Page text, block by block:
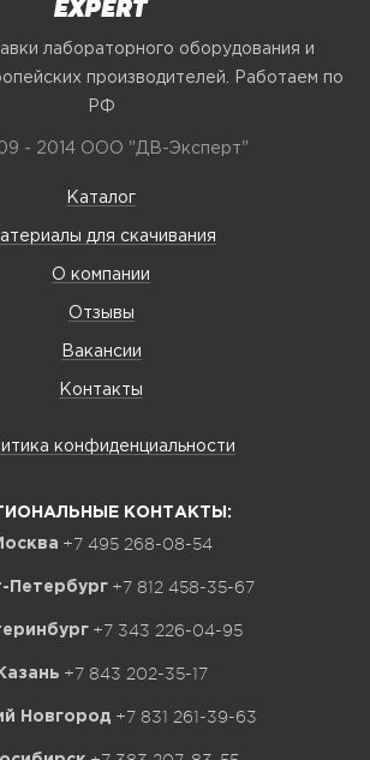
лабораторного оборудования и
производителей. Работаем по
РФ
- 2014 ООО "ДВ-Эксперт"
Каталог
для скачивания
О компании
Отзывы
Вакансии
Контакты
конфиденциальности
КОНТАКТЫ:
+7 495 268-08-54
Петербург +7 812 458-35-67
+7 343 226-04-95
Казань +7 843 202-35-17
Новгород +7 831 261-39-63